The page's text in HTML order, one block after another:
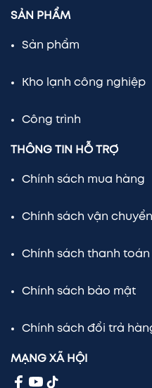
SẢN PHẨM
Sản phẩm
Kho lạnh công nghiệp
Công trình
THÔNG TIN HỖ TRỢ
Chính sách mua hàng
Chính sách vận
Chính sách thanh toán
Chính sách bảo mật
Chính sách đổi trả
MẠNG XÃ HỘI